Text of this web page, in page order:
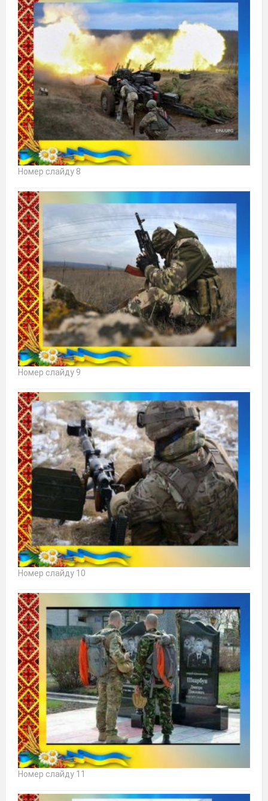
Номер слайду 8
Номер слайду 9
Номер слайду 10
Номер слайду 11